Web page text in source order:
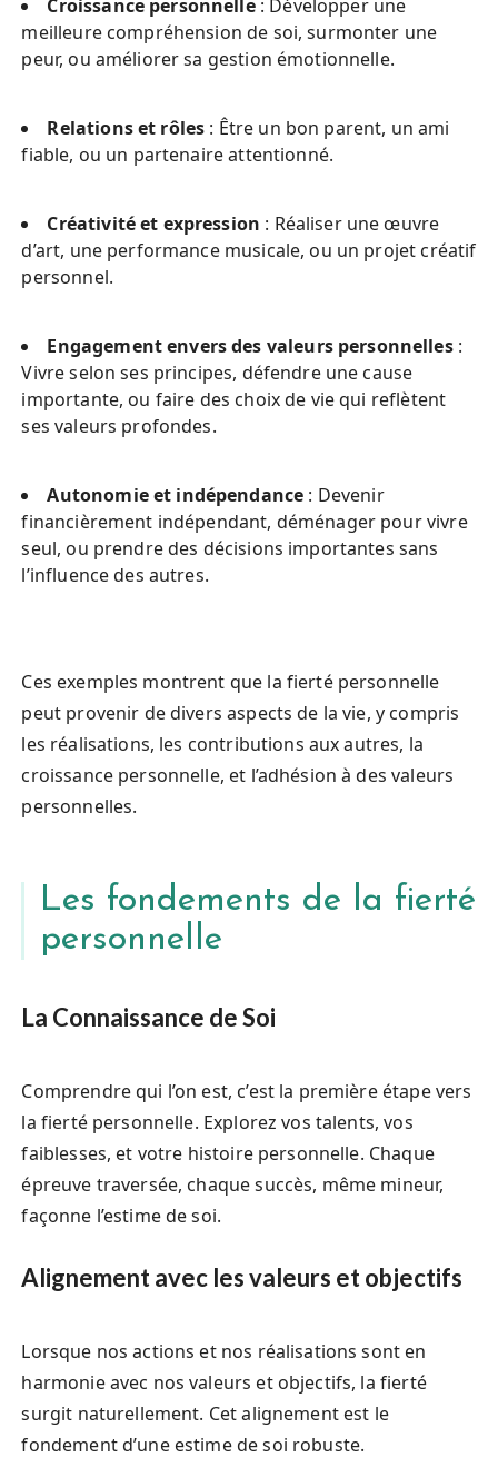
Croissance personnelle : Développer une
meilleure compréhension de soi, surmonter une
peur, ou améliorer sa gestion émotionnelle.
Relations et rôles : Être un bon parent, un ami
fiable, ou un partenaire attentionné.
Créativité et expression : Réaliser une œuvre
d’art, une performance musicale, ou un projet créatif
personnel.
Engagement envers des valeurs personnelles :
Vivre selon ses principes, défendre une cause
importante, ou faire des choix de vie qui reflètent
ses valeurs profondes.
Autonomie et indépendance : Devenir
financièrement indépendant, déménager pour vivre
seul, ou prendre des décisions importantes sans
l’influence des autres.
Ces exemples montrent que la fierté personnelle
peut provenir de divers aspects de la vie, y compris
les réalisations, les contributions aux autres, la
croissance personnelle, et l’adhésion à des valeurs
personnelles.
Les fondements de la fierté
personnelle
La Connaissance de Soi
Comprendre qui l’on est, c’est la première étape vers
la fierté personnelle. Explorez vos talents, vos
faiblesses, et votre histoire personnelle. Chaque
épreuve traversée, chaque succès, même mineur,
façonne l’estime de soi.
Alignement avec les valeurs et objectifs
Lorsque nos actions et nos réalisations sont en
harmonie avec nos valeurs et objectifs, la fierté
surgit naturellement. Cet alignement est le
fondement d’une estime de soi robuste.